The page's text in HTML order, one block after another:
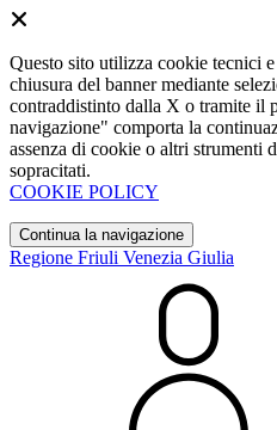
Questo sito utilizza cookie tecnici
chiusura del banner mediante
contraddistinto dalla X o tramite il
navigazione" comporta la
assenza di cookie o altri strumenti
sopracitati.
COOKIE POLICY
Continua la navigazione
Regione Friuli Venezia Giulia